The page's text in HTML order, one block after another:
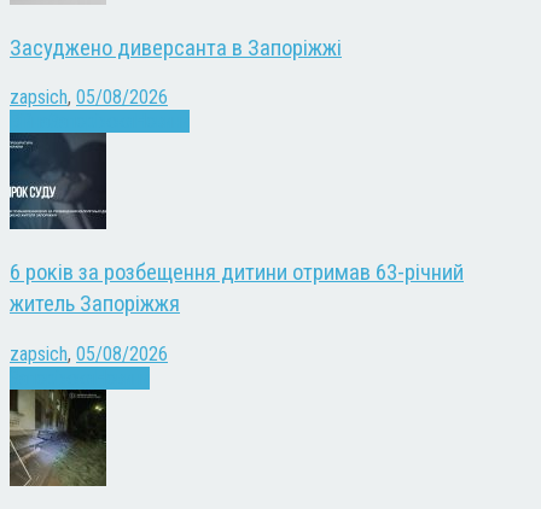
Засуджено диверсанта в Запоріжжі
zapsich, 05/08/2026
6 років за розбещення дитини отримав 63-річний
житель Запоріжжя
zapsich, 05/08/2026